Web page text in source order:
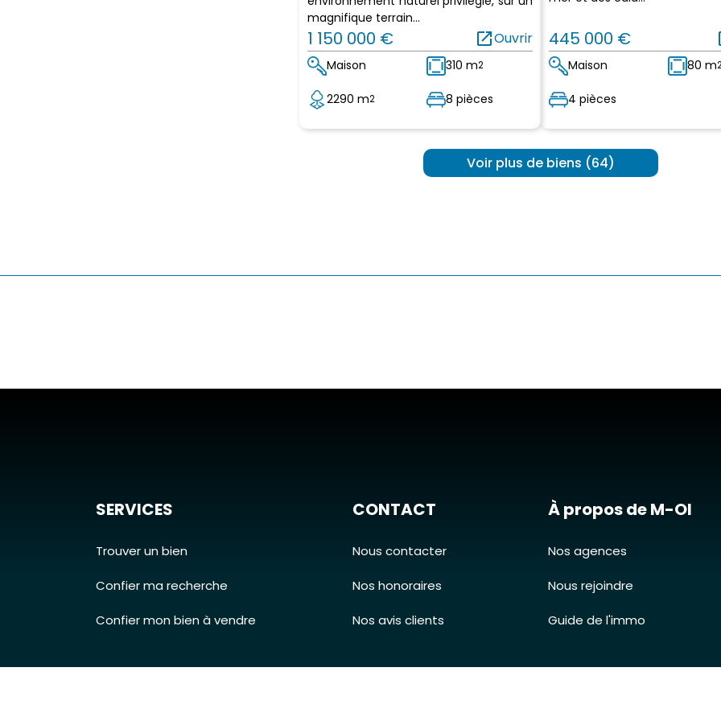
magnifique terrain...
1 150 000 € open_in_newOuvrir
Maison 310 m2
2290 m2 8 pièces
445 000 €
Maison 80 m
4 pièces
Voir plus de biens (64)
SERVICES
Trouver un bien
Confier ma recherche
Confier mon bien à vendre
CONTACT
Nous contacter
Nos honoraires
Nos avis clients
À propos de M-OI
Nos agences
Nous rejoindre
Guide de l'immo